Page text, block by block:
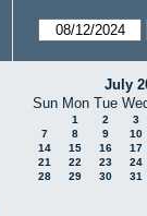
July
Sun Mon Tue
1 2
3
7
8 9
10
14
15 16
17
21
22 23
24
28
29 30 31